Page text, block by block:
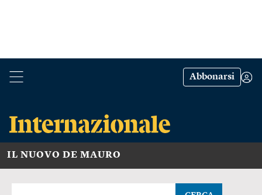
Abbonarsi
IL NUOVO DE MAURO